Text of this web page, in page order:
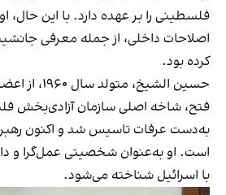
فلسطینی را بر عهده دارد. با این حال،
اصلاحات داخلی، از جمله معرفی
کرده بود.
حسین الشیخ،
فتح، شاخه اصلی سازمان آزادی‌بخش
به‌دست عرفات تاسیس شد و اکنون
است. او به‌عنوان شخصیتی عمل‌گرا و
با اسرائیل شناخته می‌شود.